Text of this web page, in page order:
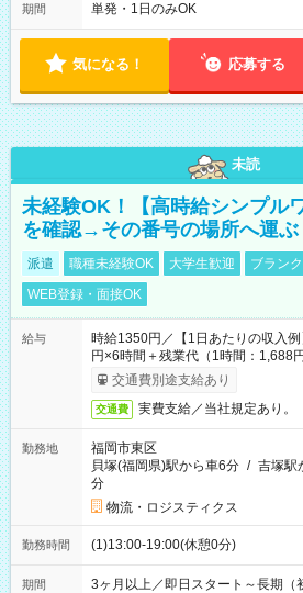
期間 単発・1日のみOK
気になる！ 応募する
未読
未経験OK！【高時給シンプル
を確認→その番号の場所へ運ぶ
派遣 職種未経験OK 大学生歓迎
ブラン
WEB登録・面接OK
給与
時給1350円／【1日あたりの収入
円×6時間＋残業代（1時間：
1,350円×6時間
交通費別途支給あり
交通費 実費支給／当社規定あり。
勤務地
福岡市東区
貝塚(福岡県)駅から車6分 / 吉塚駅
分
物流・ロジスティクス
勤務時間 (1)13:00-19:00(休憩0分)
期間
3ヶ月以上／即日スタート～長期（